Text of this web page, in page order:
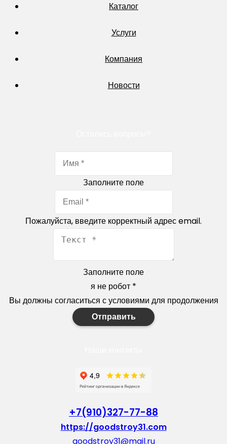
Каталог
Услуги
Компания
Новости
Заполните поле
Пожалуйста, введите корректный адрес email.
Заполните поле
я не робот *
Вы должны согласиться с условиями для продолжения
Отправить
+7(910)327-77-88
https://goodstroy31.com
goodstroy31@mail.ru